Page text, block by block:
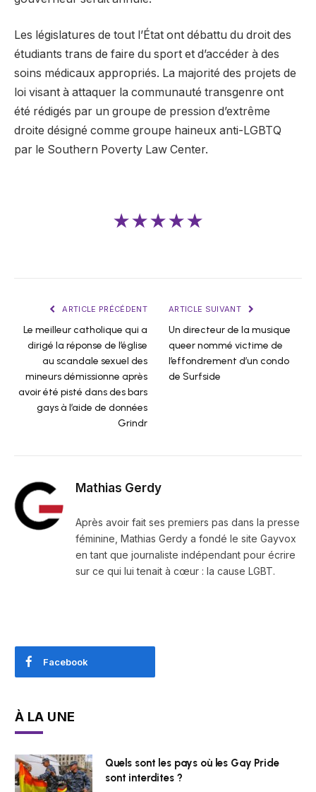
Les législatures de tout l’État ont débattu du droit des
étudiants trans de faire du sport et d’accéder à des
soins médicaux appropriés. La majorité des projets de
loi visant à attaquer la communauté transgenre ont
été rédigés par un groupe de pression d’extrême
droite désigné comme groupe haineux anti-LGBTQ
par le Southern Poverty Law Center.
★★★★★
ARTICLE PRÉCÉDENT
Le meilleur catholique qui a
dirigé la réponse de l’église
au scandale sexuel des
mineurs démissionne après
avoir été pisté dans des bars
gays à l’aide de données
Grindr
ARTICLE SUIVANT
Un directeur de la musique
queer nommé victime de
l’effondrement d’un condo
de Surfside
Mathias Gerdy
Après avoir fait ses premiers pas dans la presse
féminine, Mathias Gerdy a fondé le site Gayvox
en tant que journaliste indépendant pour écrire
sur ce qui lui tenait à cœur : la cause LGBT.
Facebook
À LA UNE
Quels sont les pays où les Gay Pride
sont interdites ?